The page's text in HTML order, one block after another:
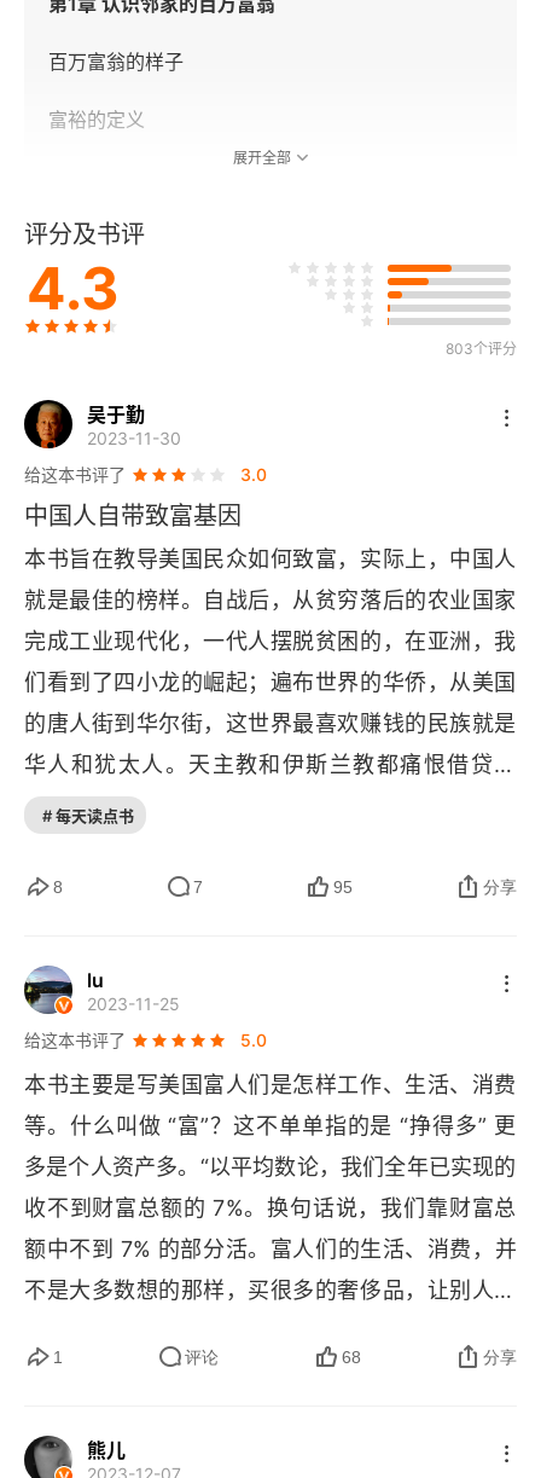
百万富翁的样子
富裕的定义
第2章 节俭、节俭、节俭
财富大厦的基础
打好聚财防守仗
理财外行
终极支出类别——所得税
第3章 时间、精力和金钱
医生、理财大师和理财外行
购车方法
恐惧和担心
财务目标：言与行
不要劳斯莱斯，拜托
百万富翁的购车习惯
汽车品牌
购买行为
购车习惯的启示
第5章 经济门诊关怀
经济门诊关怀
这幅画面出了什么问题？
展开全部
评分及书评
4.3
803个评分
吴于勤
2023-11-30
给这本书评了
3.0
中国人自带致富基因
本书旨在教导美国民众如何致富，实际上，中国人
就是最佳的榜样。自战后，从贫穷落后的农业国家
完成工业现代化，一代人摆脱贫困的，在亚洲，我
们看到了四小龙的崛起；遍布世界的华侨，从美国
的唐人街到华尔街，这世界最喜欢赚钱的民族就是
华人和犹太人。天主教和伊斯兰教都痛恨借贷利
息，至今穆斯林国家银行利息项目还用服务费代
要对象就是华人，赌场也一样。游牧民族今朝有酒
再来的习俗和农耕民族完全不和。华人为了赚钱全
年无休，夫妻分居两地在西人眼里完全是异类。节
俭和储蓄，是因为农耕民族的危机感融入华人血
脉，不用教导，追求 “财务自由 “在华人来说就是追
求安全感，因为我们没有神佛庇佑，财神就是我们
的护身符。很多破财的生活方式都是游牧民族特
性，传统中式包办婚姻的目的也是为了财富合作和
爱情无关，伊斯兰和印度都是包办婚姻，西方贵族
也明白，只是任由底层为了 “爱情 “不断财富归
零。 传统中式家庭强调的是多子多福，开枝散叶，
中国人很早就明白，稳定和平的环境才是最重要
# 每天读点书
8 7 95 分享
lu
2023-11-25
给这本书评了
5.0
本书主要是写美国富人们是怎样工作、生活、消费
等。什么叫做 “富”？这不单单指的是 “挣得多” 更
多是个人资产多。“以平均数论，我们全年已实现的
收不到财富总额的 7%。换句话说，我们靠财富总
额中不到 7% 的部分活。富人们的生活、消费，并
不是大多数想的那样，买很多的奢侈品，让别人看
低调。真正显得 “富”，并住在高档小区的，净利润
要更多满足自己的物质需求，导致高消费，结余很
1 评论 68 分享
熊儿
2023-12-07